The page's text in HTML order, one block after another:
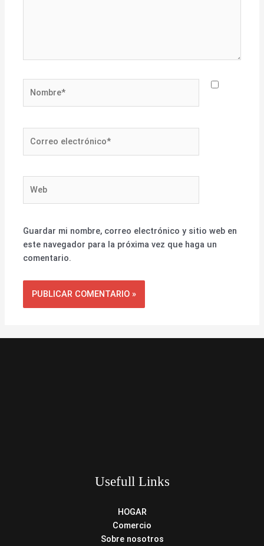
electrónico*
Guardar mi nombre, correo electrónico y sitio web en
este navegador para la próxima vez que haga un
comentario.
Usefull Links
HOGAR
Comercio
Sobre nosotros